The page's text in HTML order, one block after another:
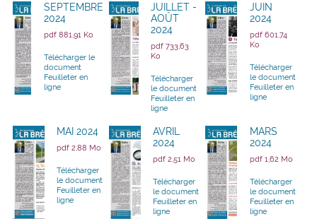
SEPTEMBRE
2024
pdf 881,91 Ko
Télécharger le
document
Feuilleter en
ligne
JUILLET -
AOÛT
2024
pdf 733,63
Ko
Télécharger
le document
Feuilleter en
ligne
JUIN
2024
pdf 601,74
Ko
Télécharger
le document
Feuilleter en
ligne
MAI 2024
pdf 2,88 Mo
Télécharger
le document
Feuilleter en
ligne
AVRIL
2024
pdf 2,51 Mo
Télécharger
le document
Feuilleter en
ligne
MARS
2024
pdf 1,62 Mo
Télécharger
le document
Feuilleter en
ligne